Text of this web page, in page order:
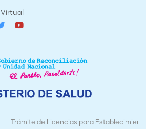
para Establecimientos de Alimentos